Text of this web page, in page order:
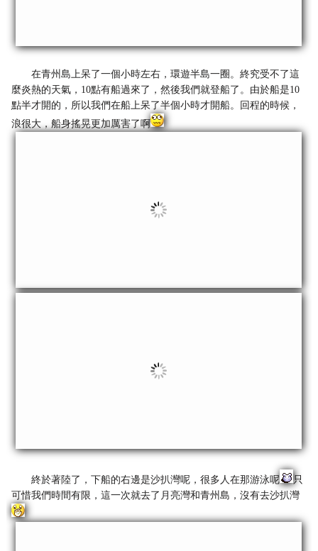
在青州島上呆了一個小時左右，環遊半島一圈。終究受不了這
麼炎熱的天氣，10點有船過來了，然後我們就登船了。由於船是10
點半才開的，所以我們在船上呆了半個小時才開船。回程的時候，
浪很大，船身搖晃更加厲害了啊
終於著陸了，下船的右邊是沙扒灣呢，很多人在那游泳呢
只
可惜我們時間有限，這一次就去了月亮灣和青州島，沒有去沙扒灣